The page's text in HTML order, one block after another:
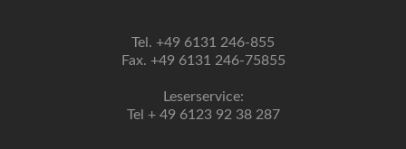
Tel. +49 6131 246-855
Fax. +49 6131 246-75855
Leserservice:
Tel + 49 6123 92 38 287